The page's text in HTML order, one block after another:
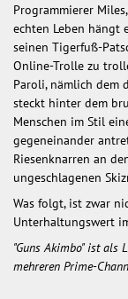
Programmierer
echten Leben hängt
seinen Tigerfuß-
Online-Trolle zu
Paroli, nämlich dem
steckt hinter dem
Menschen im Stil
gegeneinander
Riesenknarren an
ungeschlagenen
Was folgt, ist zwar
Unterhaltungswert
"Guns Akimbo" ist als
mehreren Prime-